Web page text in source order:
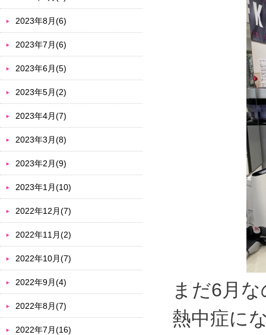
まだ6月
熱中症に
2023年8月(6)
2023年7月(6)
2023年6月(5)
2023年5月(2)
2023年4月(7)
2023年3月(8)
2023年2月(9)
2023年1月(10)
2022年12月(7)
2022年11月(2)
2022年10月(7)
2022年9月(4)
2022年8月(7)
2022年7月(16)